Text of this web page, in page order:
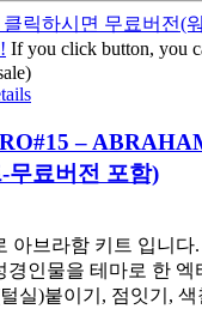
클릭하시면 무료버전(
If you click button, you
–
무료버전 포함)
아브라함 키트 입니다.
경인물을 테마로 한
실)붙이기, 점잇기,